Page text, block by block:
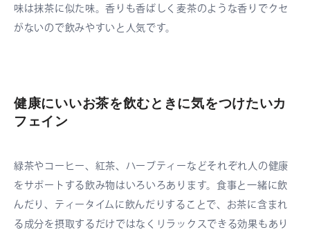
味は抹茶に似た味。香りも香ばしく麦茶のような香りでクセ
がないので飲みやすいと人気です。
健康にいいお茶を飲むときに気をつけたいカ
フェイン
緑茶やコーヒー、紅茶、ハーブティーなどそれぞれ人の健康
をサポートする飲み物はいろいろあります。食事と一緒に飲
んだり、ティータイムに飲んだりすることで、お茶に含まれ
る成分を摂取するだけではなくリラックスできる効果もあり